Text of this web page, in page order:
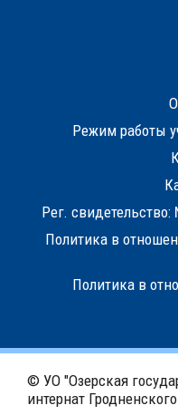
Режим работы
Рег. свидетельство:
Политика в
Политика в
© УО "Озерская
интернат